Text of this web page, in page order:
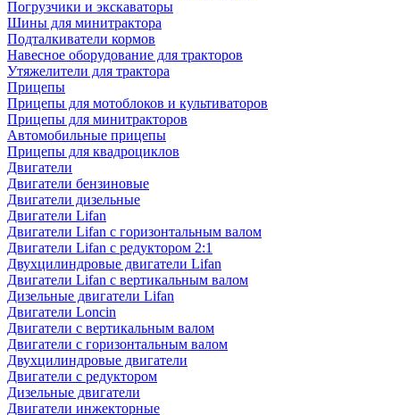
Погрузчики и экскаваторы
Шины для минитрактора
Подталкиватели кормов
Навесное оборудование для тракторов
Утяжелители для трактора
Прицепы
Прицепы для мотоблоков и культиваторов
Прицепы для минитракторов
Автомобильные прицепы
Прицепы для квадроциклов
Двигатели
Двигатели бензиновые
Двигатели дизельные
Двигатели Lifan
Двигатели Lifan с горизонтальным валом
Двигатели Lifan с редуктором 2:1
Двухцилиндровые двигатели Lifan
Двигатели Lifan с вертикальным валом
Дизельные двигатели Lifan
Двигатели Loncin
Двигатели с вертикальным валом
Двигатели с горизонтальным валом
Двухцилиндровые двигатели
Двигатели с редуктором
Дизельные двигатели
Двигатели инжекторные